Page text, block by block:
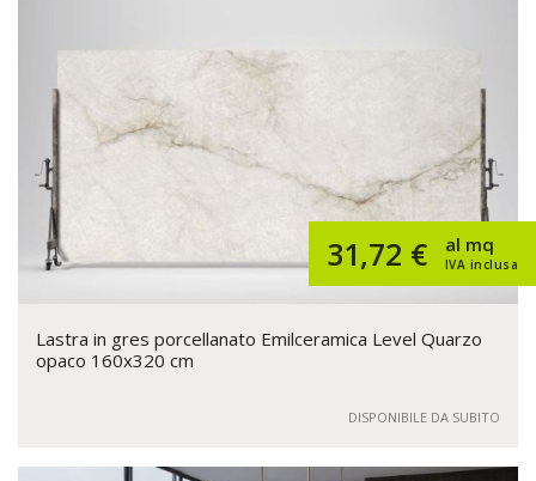
31,72 € IVA inclusa
al mq
Lastra in gres porcellanato Emilceramica Level Quarzo
opaco 160x320 cm
DISPONIBILE DA SUBITO